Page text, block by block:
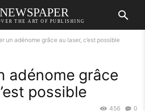
NEWSPAPER
THE ART OF PUBLISHING
un adénome grâce au laser, c’est possible
adénome grâce
possible
0
456